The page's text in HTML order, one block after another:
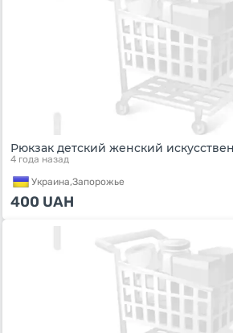
Рюкзак детский женский
4 года назад
Украина,Запорожье
400 UAH